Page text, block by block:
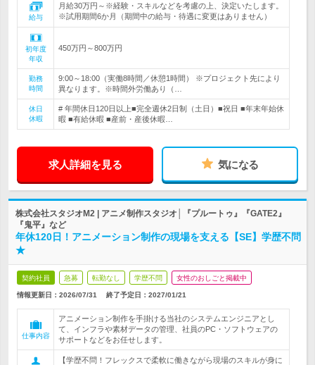
給与
月給30万円～※経験・スキルなどを考慮の上、決定いたします。
※試用期間6か月（期間中の給与・待遇に変更はありません）
初年度
年収
450万円～800万円
勤務
時間
9:00～18:00（実働8時間／休憩1時間） ※プロジェクト先により
異なります。※時間外労働あり（…
休日
休暇
# 年間休日120日以上■完全週休2日制（土日）■祝日 ■年末年始休
暇 ■有給休暇 ■産前・産後休暇…
求人詳細を見る 気になる
株式会社スタジオM2 | アニメ制作スタジオ│『プルートゥ』『GATE2』
『鬼平』など
年休120日！アニメーション制作の現場を支える【SE】学歴不問
★
契約社員 急募 転勤なし 学歴不問 女性のおしごと掲載中
情報更新日：2026/07/31 終了予定日： 2027/01/21
仕事内容
アニメーション制作を手掛ける当社のシステムエンジニアとし
て、インフラや素材データの管理、社員のPC・ソフトウェアの
サポートなどをお任せします。
【学歴不問！フレックスで柔軟に働きながら現場のスキルが身に